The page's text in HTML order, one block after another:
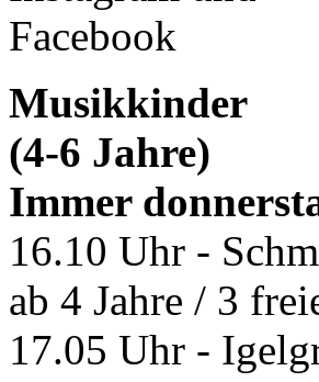
Facebook
Musikkinder
(4-6 Jahre)
Immer
16.10 Uhr -
ab 4 Jahre / 3
17.05 Uhr -